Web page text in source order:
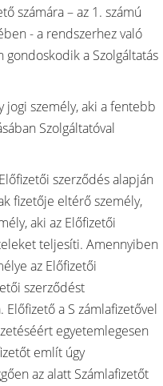
számára – az 1. számú
- a rendszerhez való
gondoskodik a Szolgáltatás
jogi személy, aki a fentebb
Szolgáltatóval
szerződés alapján
fizetője eltérő személy,
aki az Előfizetői
teljesíti. Amennyiben
az Előfizetői
szerződést
a S zámlafizetővel
egyetemlegesen
említ úgy
az alatt Számlafizetőt